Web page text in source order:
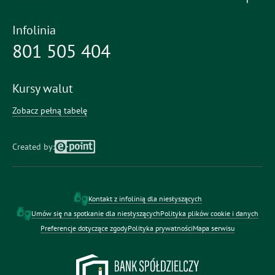
Infolinia
801 505 404
Kursy walut
Zobacz pełną tabelę
Created by:
Kontakt z infolinią dla niesłyszących
otwiera się w nowym oknie
Umów się na spotkanie dla niesłyszącychPolityka plików cookie i danych
Preferencje dotyczące zgodyPolityka prywatnościMapa serwisu